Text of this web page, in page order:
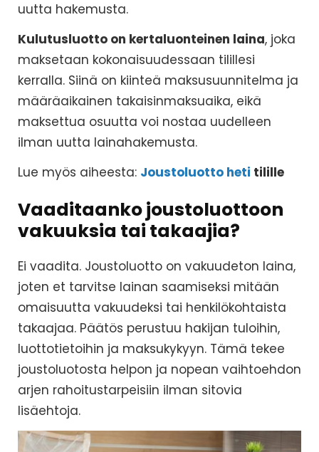
uutta hakemusta.
Kulutusluotto on kertaluonteinen laina, joka
maksetaan kokonaisuudessaan tilillesi
kerralla. Siinä on kiinteä maksusuunnitelma ja
määräaikainen takaisinmaksuaika, eikä
maksettua osuutta voi nostaa uudelleen
ilman uutta lainahakemusta.
Lue myös aiheesta: Joustoluotto heti tilille
Vaaditaanko joustoluottoon
vakuuksia tai takaajia?
Ei vaadita. Joustoluotto on vakuudeton laina,
joten et tarvitse lainan saamiseksi mitään
omaisuutta vakuudeksi tai henkilökohtaista
takaajaa. Päätös perustuu hakijan tuloihin,
luottotietoihin ja maksukykyyn. Tämä tekee
joustoluotosta helpon ja nopean vaihtoehdon
arjen rahoitustarpeisiin ilman sitovia
lisäehtoja.